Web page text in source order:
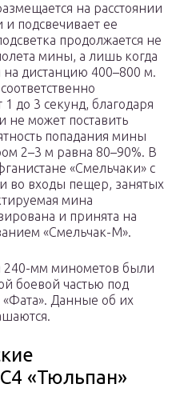
на расстоянии
и подсвечивает ее
продолжается не
мины, а лишь когда
дистанцию 400–800 м.
до 3 секунд, благодаря
не может поставить
попадания мины
2–3 м равна 80–90%. В
«Смельчаки» с
во входы пещер, занятых
мина
и принята на
«Смельчак-М».
мм минометов были
боевой частью под
Данные об их
«Тюльпан»